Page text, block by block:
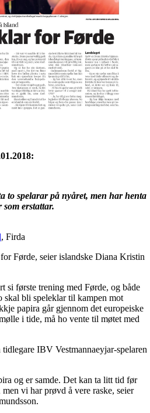
spelarar på nyåret, men har henta
erstattar.
, Firda
Førde, seier islandske Diana Kristin
si første trening med Førde, og både
skal bli speleklar til kampen mot
papira går gjennom det europeiske
i tide, må ho vente til møtet med
IBV Vestmannaeyjar-spelaren
og er samde. Det kan ta litt tid før
vi har prøvd å vere raske, seier